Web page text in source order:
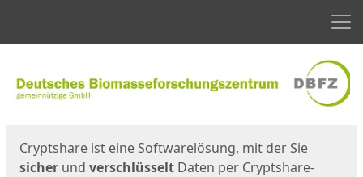
Cryptshare ist eine Softwarelösung, mit der Sie
sicher und verschlüsselt Daten per Cryptshare-